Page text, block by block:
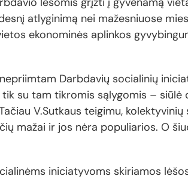
atlyginimą nei mažesniuose
ekonominės aplinkos
Darbdavių socialinių
su tam tikromis sąlygomis – siūlė
V.Sutkaus teigimu,
mažai ir jos nėra populiarios. O
iniciatyvoms skiriamos